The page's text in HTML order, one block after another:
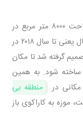
موزه هنر مدرن استانبول در زمینی به مساحت ۸۰۰۰ متر مربع در
منطقه کاراکوی تاسیس شد و به مدت ۱۴ سال یعنی تا سال ۲۰۱۸ در
گرفته شد تا مکان
ساخته شود. به همین
منطقه بی
به کاراکوی باز